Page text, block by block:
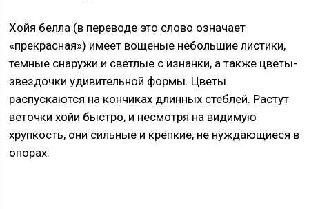
Хойя белла (в переводе это слово означает
«прекрасная») имеет вощеные небольшие листики,
темные снаружи и светлые с изнанки, а также цветы-
звездочки удивительной формы. Цветы
распускаются на кончиках длинных стеблей. Растут
веточки хойи быстро, и несмотря на видимую
хрупкость, они сильные и крепкие, не нуждающиеся в
опорах.